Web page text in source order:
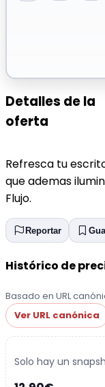
Detalles de la
oferta
Refresca tu
que ademas
Flujo.
Reportar
Histórico de
Basado en URL
Ver URL canónica
Solo hay un